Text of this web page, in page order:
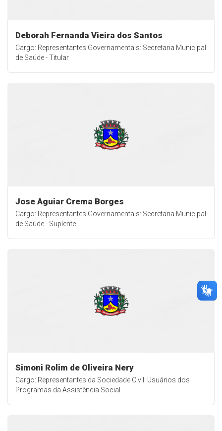
Deborah Fernanda Vieira dos Santos
Cargo: Representantes Governamentais: Secretaria Municipal
de Saúde - Titular
Jose Aguiar Crema Borges
Cargo: Representantes Governamentais: Secretaria Municipal
de Saúde - Suplente
Simoni Rolim de Oliveira Nery
Cargo: Representantes da Sociedade Civil: Usuários dos
Programas da Assistência Social